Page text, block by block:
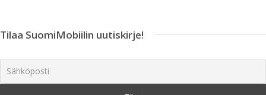
Tilaa SuomiMobiilin uutiskirje!